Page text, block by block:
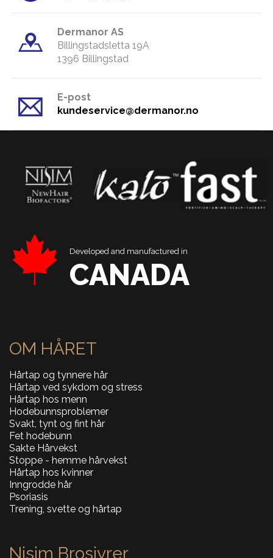
Dermanor AS
Billingstadsletta 19A
​1396 Billingstad
E-post
kundeservice@dermanor.no
Developed and manufactured in
CANADA
OM HÅRET
Hårtap og tynnere hår
Hårtap ved sykdom og stress
Hårtap hos menn
Hodebunnsproblemer
Svakt, tynt og fint hår
Fet hodebunn
Sakte Hårvekst
Stoppe - hemme hårvekst
Hårtap hos kvinner
Inngrodde hår
Psoriasis
Trening, svette og hårtap
Nisim Brosjyrer